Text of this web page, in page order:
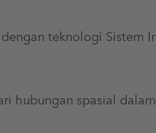
teknologi Sistem
hubungan spasial